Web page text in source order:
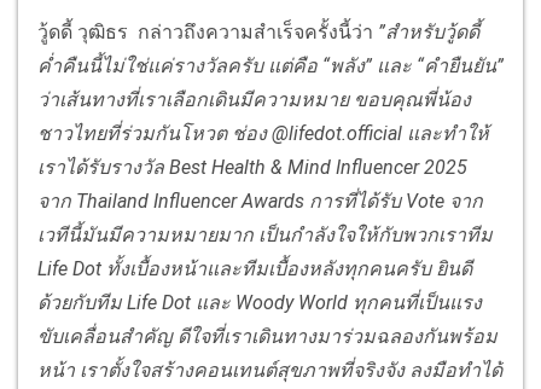
วู้ดดี้ วุฒิธร กล่าวถึงความสำเร็จครั้งนี้ว่า ”สำหรับวู้ดดี้
ค่ำคืนนี้ไม่ใช่แค่รางวัลครับ แต่คือ “พลัง” และ “คำยืนยัน”
ว่าเส้นทางที่เราเลือกเดินมีความหมาย ขอบคุณพี่น้อง
ชาวไทยที่ร่วมกันโหวต ช่อง @lifedot.official และทำให้
เราได้รับรางวัล Best Health & Mind Influencer 2025
จาก Thailand Influencer Awards การที่ได้รับ Vote จาก
เวทีนี้มันมีความหมายมาก เป็นกำลังใจให้กับพวกเราทีม
Life Dot ทั้งเบื้องหน้าและทีมเบื้องหลังทุกคนครับ ยินดี
ด้วยกับทีม Life Dot และ Woody World ทุกคนที่เป็นแรง
ขับเคลื่อนสำคัญ ดีใจที่เราเดินทางมาร่วมฉลองกันพร้อม
หน้า เราตั้งใจสร้างคอนเทนต์สุขภาพที่จริงจัง ลงมือทำได้